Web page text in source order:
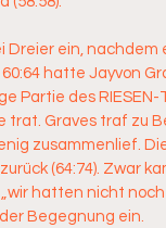
ein, nachdem
hatte Jayvon
Partie des RIESEN-
trat. Graves traf zu
zusammenlief.
(64:74). Zwar
hatten nicht
Begegnung ein.